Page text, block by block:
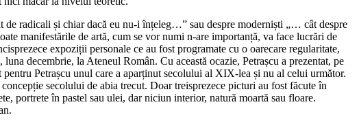
radicali și chiar dacă eu nu-i înțeleg…” sau despre moderniști „… cât despre
manifestările de artă, cum se vor numi n-are importanță, va face lucrări de
expoziții personale ce au fost programate cu o oarecare regularitate,
decembrie, la Ateneul Român. Cu această ocazie, Petrașcu a prezentat, pe
Petrașcu unul care a aparținut secolului al XIX-lea și nu al celui următor.
secolului de abia trecut. Doar treisprezece picturi au fost făcute în
portrete în pastel sau ulei, dar niciun interior, natură moartă sau floare.